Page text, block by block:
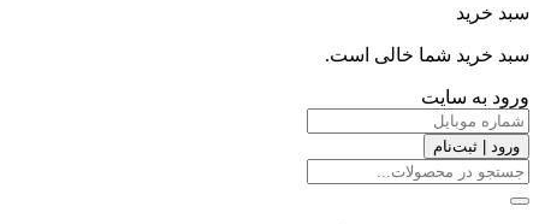
سبد خرید
سبد خرید شما خالی است.
ورود به سایت
ورود | ثبت‌نام